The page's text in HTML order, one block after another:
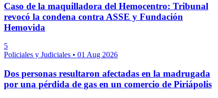
Caso de la maquilladora del Hemocentro: Tribunal
revocó la condena contra ASSE y Fundación
Hemovida
5
Policiales y Judiciales • 01 Aug 2026
Dos personas resultaron afectadas en la madrugada
por una pérdida de gas en un comercio de Piriápolis